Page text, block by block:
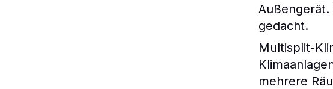
Außengerät.
gedacht.
Multisplit-
mehrere